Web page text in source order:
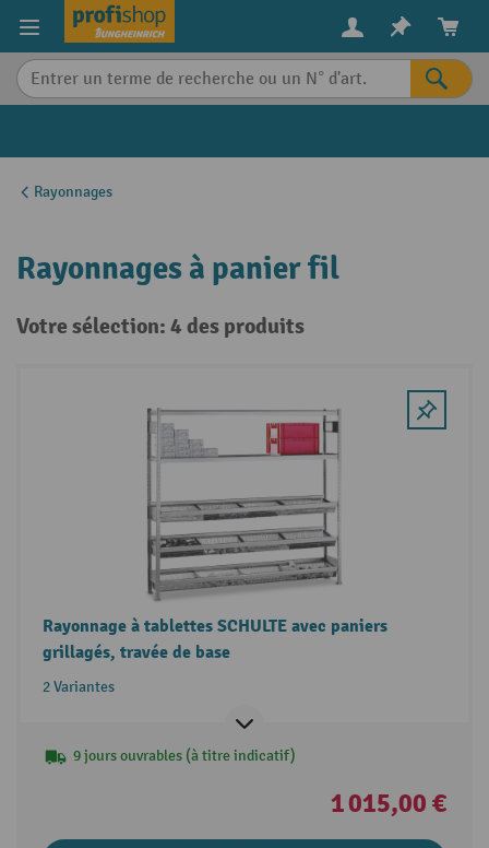
content
Rayonnages
Rayonnages à panier fil
Votre sélection: 4 des produits
Rayonnage à tablettes SCHULTE avec paniers
grillagés, travée de base
2 Variantes
9 jours ouvrables (à titre indicatif)
1 015,00 €